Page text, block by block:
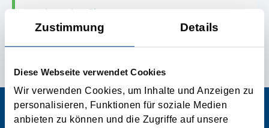
Zustimmung Details
Diese Webseite verwendet Cookies
Wir verwenden Cookies, um Inhalte und Anzeigen zu
personalisieren, Funktionen für soziale Medien
anbieten zu können und die Zugriffe auf unsere
und werden Sie aus unserem
Benachrichtungssystem entfernen.